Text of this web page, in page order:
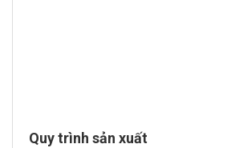
Quy trình sản xuất